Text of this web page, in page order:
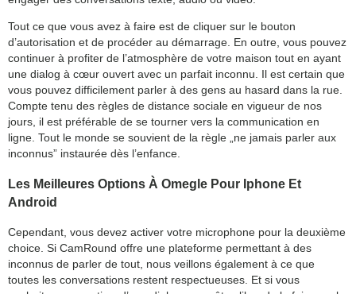
Tout ce que vous avez à faire est de cliquer sur le bouton
d’autorisation et de procéder au démarrage. En outre, vous pouvez
continuer à profiter de l’atmosphère de votre maison tout en ayant
une dialog à cœur ouvert avec un parfait inconnu. Il est certain que
vous pouvez difficilement parler à des gens au hasard dans la rue.
Compte tenu des règles de distance sociale en vigueur de nos
jours, il est préférable de se tourner vers la communication en
ligne. Tout le monde se souvient de la règle „ne jamais parler aux
inconnus” instaurée dès l’enfance.
Les Meilleures Options À Omegle Pour Iphone Et
Android
Cependant, vous devez activer votre microphone pour la deuxième
choice. Si CamRound offre une plateforme permettant à des
inconnus de parler de tout, nous veillons également à ce que
toutes les conversations restent respectueuses. Et si vous